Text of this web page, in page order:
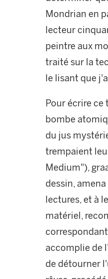
Mondrian en
lecteur
peintre aux
traité sur la
le lisant que
Pour écrire
bombe
du jus
trempaient
Medium"),
dessin,
lectures, et à
matériel,
accomplie de
de détourner